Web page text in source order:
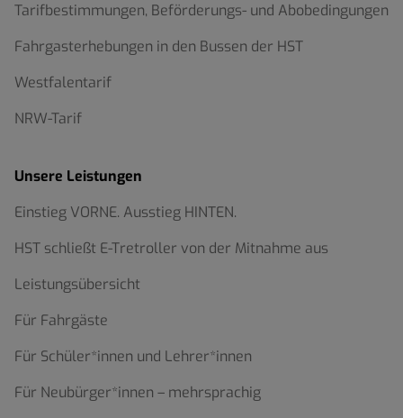
Tarifbestimmungen, Beförderungs- und Abobedingungen
Fahrgasterhebungen in den Bussen der HST
Westfalentarif
NRW-Tarif
Unsere Leistungen
Einstieg VORNE. Ausstieg HINTEN.
HST schließt E-Tretroller von der Mitnahme aus
Leistungsübersicht
Für Fahrgäste
Für Schüler*innen und Lehrer*innen
Für Neubürger*innen – mehrsprachig